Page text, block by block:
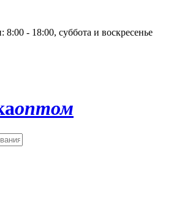
8:00 - 18:00, суббота и воскресенье
оптом